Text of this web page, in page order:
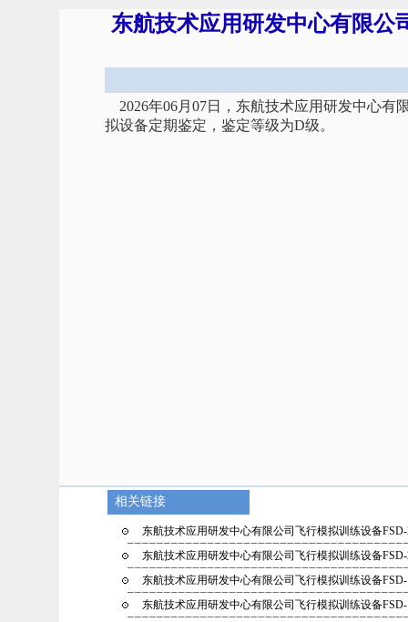
东航技术应用研发中心有限公
2026年06月07日，东航技术应用研发中心有
拟设备定期鉴定，鉴定等级为D级。
相关链接
东航技术应用研发中心有限公司飞行模拟训练设备
东航技术应用研发中心有限公司飞行模拟训练设备
东航技术应用研发中心有限公司飞行模拟训练设备
东航技术应用研发中心有限公司飞行模拟训练设备